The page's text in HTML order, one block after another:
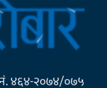
नं. ४६४-२०७४/०७५